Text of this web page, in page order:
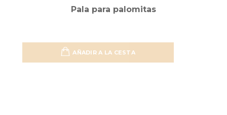
Pala para palomitas
AÑADIR A LA CESTA